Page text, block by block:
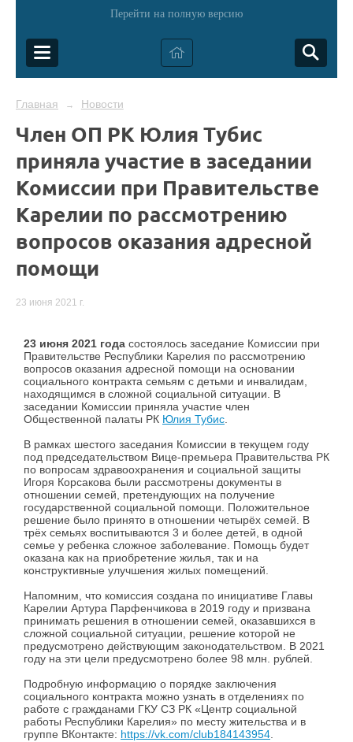
Перейти на полную версию
Главная → Новости
Член ОП РК Юлия Тубис
приняла участие в заседании
Комиссии при Правительстве
Карелии по рассмотрению
вопросов оказания адресной
помощи
23 июня 2021 г.
23 июня 2021 года состоялось заседание Комиссии при
Правительстве Республики Карелия по рассмотрению
вопросов оказания адресной помощи на основании
социального контракта семьям с детьми и инвалидам,
находящимся в сложной социальной ситуации. В
заседании Комиссии приняла участие член
Общественной палаты РК Юлия Тубис
В рамках шестого заседания Комиссии в текущем году
под председательством Вице-премьера Правительства РК
по вопросам здравоохранения и социальной защиты
Игоря Корсакова были рассмотрены документы в
отношении семей, претендующих на получение
государственной социальной помощи. Положительное
решение было принято в отношении четырёх семей. В
трёх семьях воспитываются 3 и более детей, в одной
семье у ребенка сложное заболевание. Помощь будет
оказана как на приобретение жилья, так и на
конструктивные улучшения жилых помещений.
Напомним, что комиссия создана по инициативе Главы
Карелии Артура Парфенчикова в 2019 году и призвана
принимать решения в отношении семей, оказавшихся в
сложной социальной ситуации, решение которой не
предусмотрено действующим законодательством. В 2021
году на эти цели предусмотрено более 98 млн. рублей.
Подробную информацию о порядке заключения
социального контракта можно узнать в отделениях по
работе с гражданами ГКУ СЗ РК «Центр социальной
работы Республики Карелия» по месту жительства и в
группе ВКонтакте: https://vk.com/club184143954